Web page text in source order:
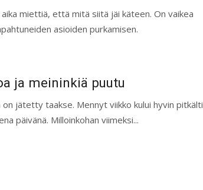
miettiä, että mitä siitä jäi käteen. On vaikea
asioiden purkamisen.
ja meininkiä puutu
jätetty taakse. Mennyt viikko kului hyvin pitkälti
päivänä. Milloinkohan viimeksi...